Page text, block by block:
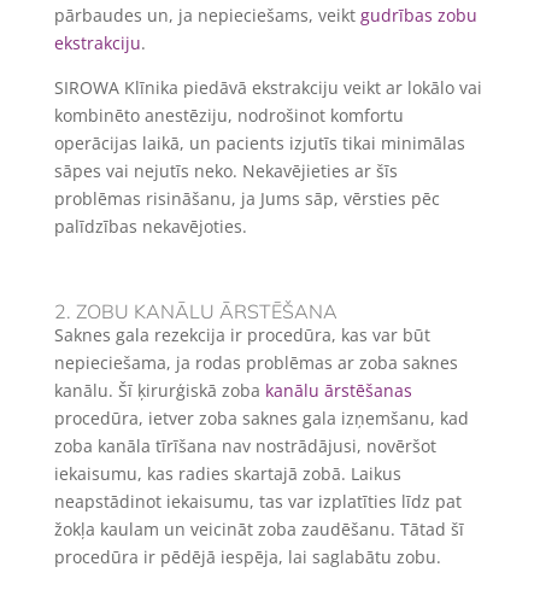
pārbaudes un, ja nepieciešams, veikt gudrības zobu
ekstrakciju.
SIROWA Klīnika piedāvā ekstrakciju veikt ar lokālo vai
kombinēto anestēziju, nodrošinot komfortu
operācijas laikā, un pacients izjutīs tikai minimālas
sāpes vai nejutīs neko. Nekavējieties ar šīs
problēmas risināšanu, ja Jums sāp, vērsties pēc
palīdzības nekavējoties.
2. ZOBU KANĀLU ĀRSTĒŠANA
Saknes gala rezekcija ir procedūra, kas var būt
nepieciešama, ja rodas problēmas ar zoba saknes
kanālu. Šī ķirurģiskā zoba kanālu ārstēšanas
procedūra, ietver zoba saknes gala izņemšanu, kad
zoba kanāla tīrīšana nav nostrādājusi, novēršot
iekaisumu, kas radies skartajā zobā. Laikus
neapstādinot iekaisumu, tas var izplatīties līdz pat
žokļa kaulam un veicināt zoba zaudēšanu. Tātad šī
procedūra ir pēdējā iespēja, lai saglabātu zobu.